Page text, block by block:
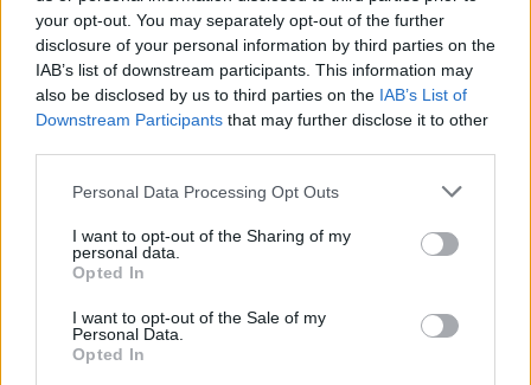
your opt-out. You may separately opt-out of the further
disclosure of your personal information by third parties on the
IAB’s list of downstream participants. This information may
also be disclosed by us to third parties on the IAB’s List of
Downstream Participants that may further disclose it to other
Personal Data Processing Opt Outs
I want to opt-out of the Sharing of my
personal data.
Opted In
I want to opt-out of the Sale of my
Personal Data.
Opted In
Rusia mund të presë deri
në 50 mijë trupa nga
Koreja e Veriut
rezultat të ngushtë ish-
avokatin e Trumpit si
Prokuror të Përgjithshëm
të SHBA-së
Sulmet ruse godasin
zonat pranë Kievit, vriten
tre persona, përfshirë një
Ukraina arrin marrëveshje
mujore me raketa Patriot
të fundit